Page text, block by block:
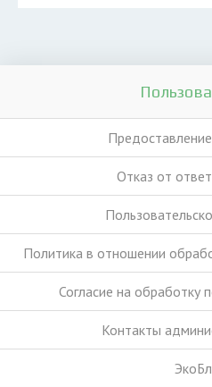
Отказ от
Политика в отношении
Согласие на обработку
Контакты